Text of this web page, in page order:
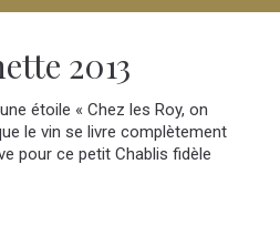
2013
étoile « Chez les Roy, on
le vin se livre complètement
pour ce petit Chablis fidèle